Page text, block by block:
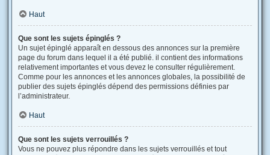
Haut
Que sont les sujets épinglés ?
Un sujet épinglé apparaît en dessous des annonces sur la première
page du forum dans lequel il a été publié. il contient des informations
relativement importantes et vous devez le consulter régulièrement.
Comme pour les annonces et les annonces globales, la possibilité de
publier des sujets épinglés dépend des permissions définies par
l’administrateur.
Haut
Que sont les sujets verrouillés ?
Vous ne pouvez plus répondre dans les sujets verrouillés et tout